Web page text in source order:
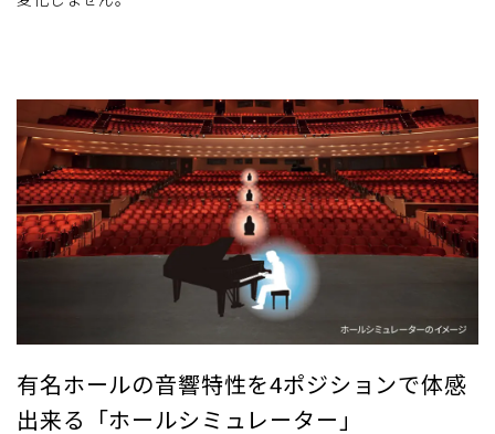
有名ホールの音響特性を4ポジションで体感
出来る「ホールシミュレーター」